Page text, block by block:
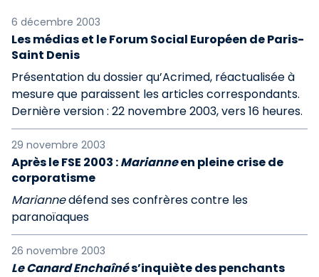
6 décembre 2003
Les médias et le Forum Social Européen de Paris-
Saint Denis
Présentation du dossier qu’Acrimed, réactualisée à
mesure que paraissent les articles correspondants.
Dernière version : 22 novembre 2003, vers 16 heures.
29 novembre 2003
Après le FSE 2003 :Marianneen pleine crise de
corporatisme
Mariannedéfend ses confrères contre les
paranoïaques
26 novembre 2003
Le Canard Enchaînés’inquiète des penchants